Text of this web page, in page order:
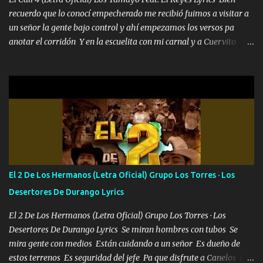
recuerdo que lo conocí empecherado me recibió fuimos a visitar a
un señor la gente bajo control y ahí empezamos los versos pa
anotar el corridón Y en la escuelita con mi carnal y a Cuervito
camisa es color Verde y peleam0s la Bandera por todita a la ciudad
con los drones patrullando la Frontera De Tijuana Bulevares
Bellas Artes me ve en las blancas ya hace falta mi APA FLACO
verde se le extraña pa que sepan Aquí Pura GENTE DE LA RANA 🐸
POR CLAVE ES EL CALI 4 EN LA CIUDAD TIJUANA Música Al
tirante andamos mi carnal atento a cualquier necesidad no porque
se ve limpio el camino nos confiamos al andar y nunca con la
misma piedra me vuelvo a tropezar Cuando ando de enamorado
en corto me tiró a per...
El 2 De Los Hermanos (Letra Oficial) Grupo Los Torres · Los
Desertores De Durango Lyrics
El 2 De Los Hermanos (Letra Oficial) Grupo Los Torres · Los
Desertores De Durango Lyrics Se miran hombres con tubos Se
mira gente con medios Están cuidando a un señor Es dueño de
estos terrenos Es seguridad del jefe Pa que disfrute a Canelos Es